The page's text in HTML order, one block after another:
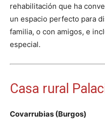
rehabilitación que ha
un espacio perfecto para
familia, o con amigos, e
especial.
Casa rural
Covarrubias (Burgos)